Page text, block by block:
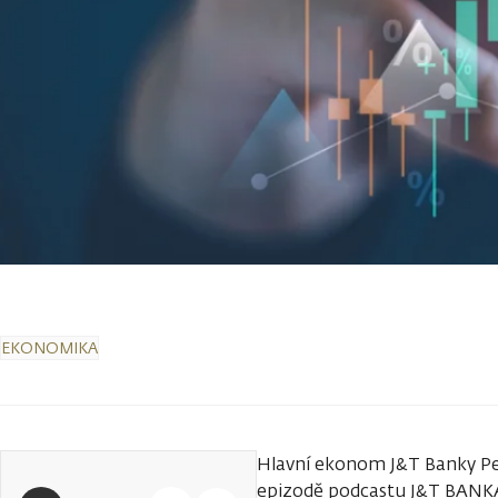
EKONOMIKA
Hlavní ekonom J&T Banky
epizodě podcastu J&T